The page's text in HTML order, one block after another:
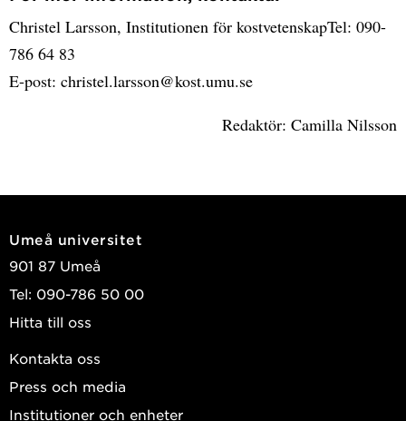
Christel Larsson, Institutionen för kostvetenskapTel: 090-
786 64 83
E-post: christel.larsson@kost.umu.se
Redaktör: Camilla Nilsson
Umeå universitet
901 87 Umeå
Tel: 090-786 50 00
Hitta till oss
Kontakta oss
Press och media
Institutioner och enheter